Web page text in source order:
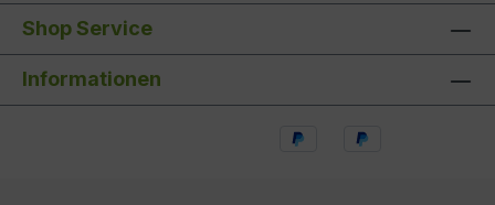
Shop Service
Informationen